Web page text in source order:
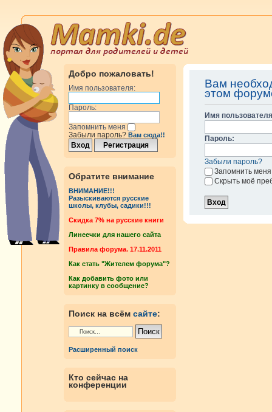
Добро пожаловать!
Имя пользователя:
Пароль:
Запомнить меня
Забыли пароль? Вам сюда!!
Обратите внимание
ВНИМАНИЕ!!!
Разыскиваются русские
школы, клубы, садики!!!
Cкидка 7% на русские книги
Линеечки для нашего сайта
Правила форума. 17.11.2011
Как стать "Жителем форума"?
Как добавить фото или
картинку в сообщение?
Поиск на всём сайте:
Расширенный поиск
Кто сейчас на
конференции
Вам
этом
Имя
Пароль:
Забыли пароль?
Запомнить меня
Скрыть моё